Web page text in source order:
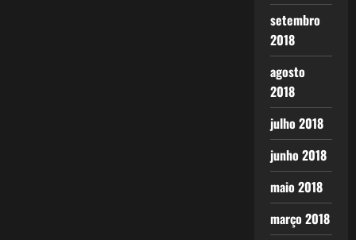
setembro
2018
agosto
2018
julho 2018
junho 2018
maio 2018
março 2018